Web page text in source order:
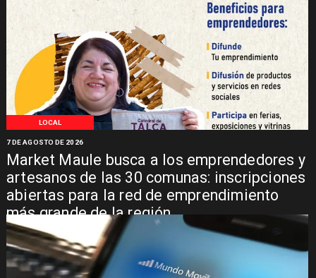
LOCAL
Market Maule busca a los emprendedores y
artesanos de las 30 comunas: inscripciones
abiertas para la red de emprendimiento
más grande de la región
7 DE AGOSTO DE 2026